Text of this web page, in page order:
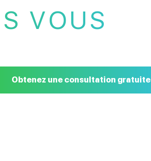
VOUS
Obtenez une consultation gratuite